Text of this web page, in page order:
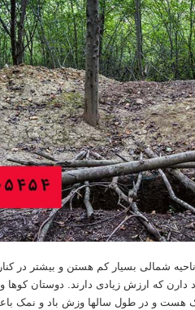
شمالی بسیار کم هستن و بیشتر در کنار
دارن که ارزش زیادی دارند. دوستان کوها
هست و در طول سالها وزش باد و نمک